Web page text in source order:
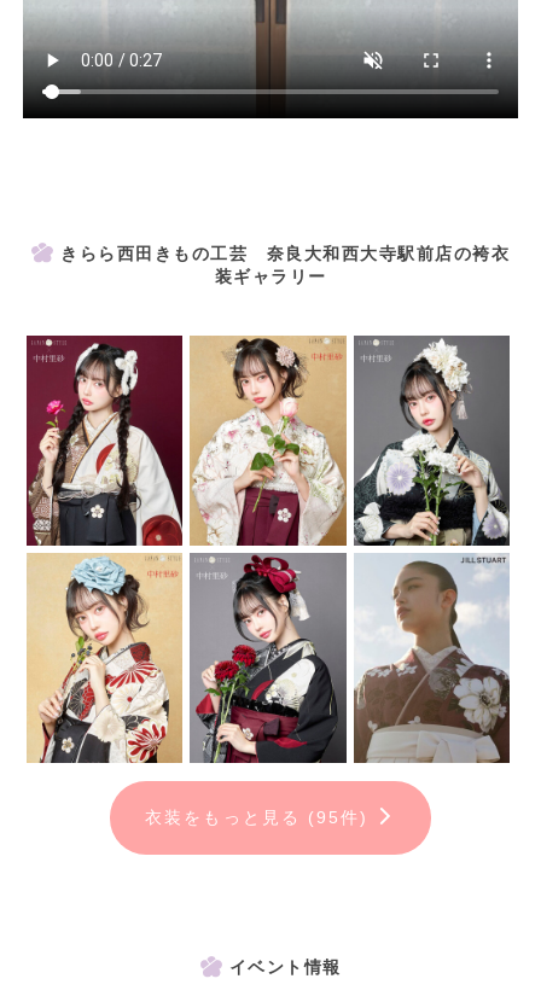
きらら西田きもの工芸 奈良大和西大寺駅前店の袴衣
装ギャラリー
衣装をもっと見る (95件)
イベント情報